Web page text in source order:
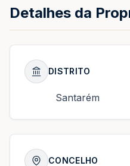
Detalhes da
DISTRITO
Santarém
CONCELHO